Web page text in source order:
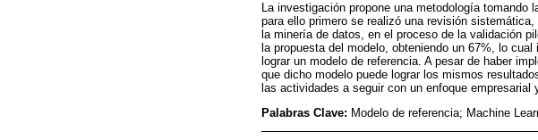
La investigación propone una metodología
para ello primero se realizó una revisión
la minería de datos, en el proceso de la validación
la propuesta del modelo, obteniendo un 67%, lo
lograr un modelo de referencia. A pesar de haber
que dicho modelo puede lograr los mismos
las actividades a seguir con un enfoque
Palabras Clave: Modelo de referencia; Machine